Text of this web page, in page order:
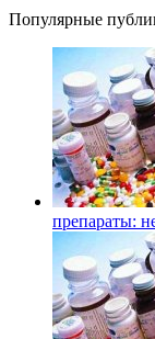
Популярные
препараты: